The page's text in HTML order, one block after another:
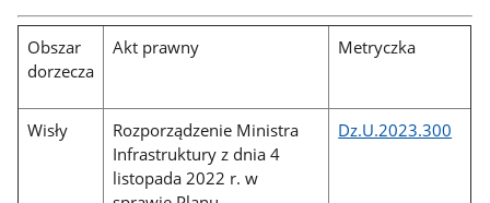
Obszar
dorzecza
Akt prawny Metryczka
Wisły
Rozporządzenie Ministra
Infrastruktury z dnia 4
listopada 2022 r. w
Dz.U.2023.300